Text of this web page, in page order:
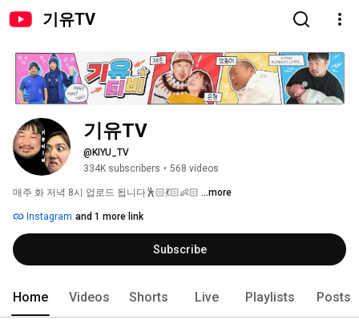
기유TV
기유TV
@KIYU_TV
334K subscribers • 568 videos
매주 화 저녁 8시 업로드 됩니다🕺🏻💃🏻👶🏻 ...more
Instagram and 1 more link
Subscribe
Home Videos Shorts Live Playlists Posts